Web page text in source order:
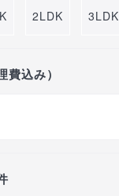
2LDK 3LDK
込み）